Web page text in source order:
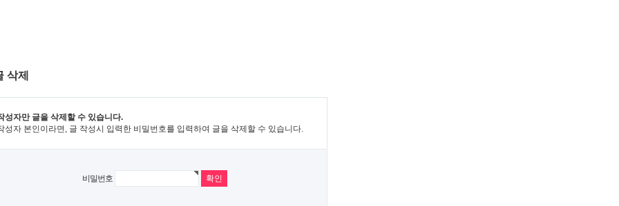
삭제
성자만 글을 삭제할 수 있습니다.
성자 본인이라면, 글 작성시 입력한 비밀번호를 입력하여 글을 삭제할 수 있습니다.
비밀번호